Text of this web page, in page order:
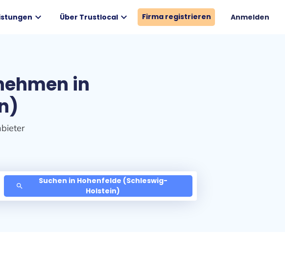
expand_more Über Trustlocal expand_more Firma registrieren Anmelden
in
search
Suchen in Hohenfelde (Schleswig-
Holstein)